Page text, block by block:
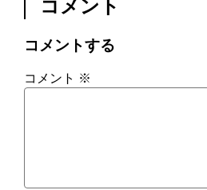
コメント
コメントする
コメント ※